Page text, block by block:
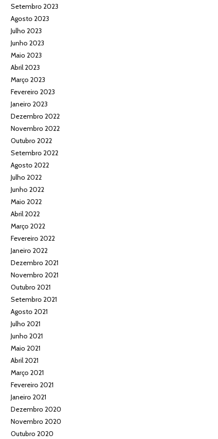
Setembro 2023
Agosto 2023
Julho 2023
Junho 2023
Maio 2023
Abril 2023
Março 2023
Fevereiro 2023
Janeiro 2023
Dezembro 2022
Novembro 2022
Outubro 2022
Setembro 2022
Agosto 2022
Julho 2022
Junho 2022
Maio 2022
Abril 2022
Março 2022
Fevereiro 2022
Janeiro 2022
Dezembro 2021
Novembro 2021
Outubro 2021
Setembro 2021
Agosto 2021
Julho 2021
Junho 2021
Maio 2021
Abril 2021
Março 2021
Fevereiro 2021
Janeiro 2021
Dezembro 2020
Novembro 2020
Outubro 2020